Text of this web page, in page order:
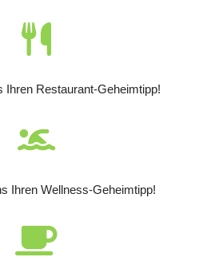
Ihren Restaurant-Geheimtipp!
Ihren Wellness-Geheimtipp!